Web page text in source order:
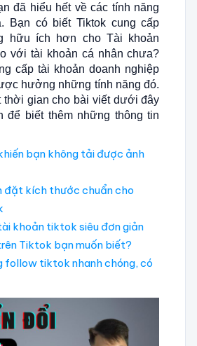
đã hiểu hết về các tính năng
Bạn có biết Tiktok cung cấp
hữu ích hơn cho Tài khoản
với tài khoản cá nhân chưa?
cấp tài khoản doanh nghiệp
hưởng những tính năng đó.
thời gian cho bài viết dưới đây
để biết thêm những thông tin
bạn không tải được ảnh
đặt kích thước chuẩn cho
khoản tiktok siêu đơn giản
Tiktok bạn muốn biết?
follow tiktok nhanh chóng, có